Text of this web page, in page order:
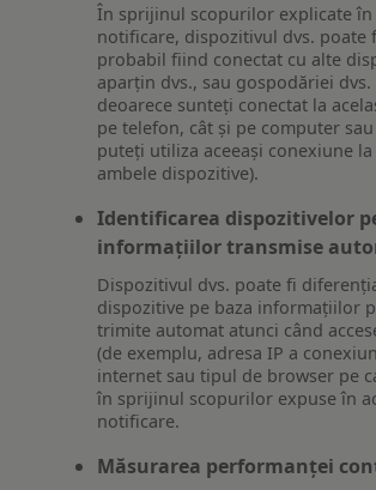
În sprijinul scopurilor explicate în
notificare, dispozitivul dvs. poate
probabil fiind conectat cu alte
aparțin dvs., sau gospodăriei dvs.
deoarece sunteți conectat la
pe telefon, cât și pe computer
puteți utiliza aceeași conexiune
ambele dispozitive).
Identificarea dispozitivelor
informațiilor transmise
Dispozitivul dvs. poate fi
dispozitive pe baza informațiilor
trimite automat atunci când
(de exemplu, adresa IP a
internet sau tipul de browser pe
în sprijinul scopurilor expuse în
notificare.
Măsurarea performanței